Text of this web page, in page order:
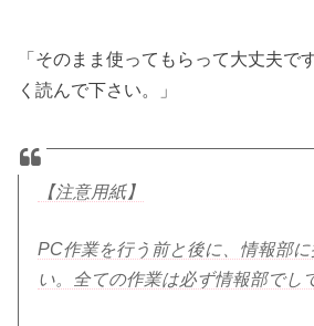
「そのまま使ってもらって大丈夫で
く読んで下さい。」
【注意用紙】
PC作業を行う前と後に、情報部
い。全ての作業は必ず情報部でし